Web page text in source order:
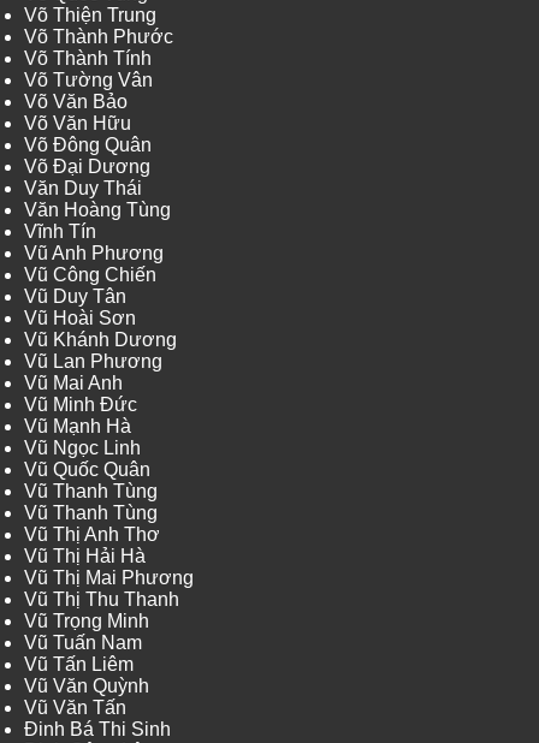
Võ Thiện Trung
Võ Thành Phước
Võ Thành Tính
Võ Tường Vân
Võ Văn Bảo
Võ Văn Hữu
Võ Đông Quân
Võ Đại Dương
Văn Duy Thái
Văn Hoàng Tùng
Vĩnh Tín
Vũ Anh Phương
Vũ Công Chiến
Vũ Duy Tân
Vũ Hoài Sơn
Vũ Khánh Dương
Vũ Lan Phương
Vũ Mai Anh
Vũ Minh Đức
Vũ Mạnh Hà
Vũ Ngọc Linh
Vũ Quốc Quân
Vũ Thanh Tùng
Vũ Thanh Tùng
Vũ Thị Anh Thơ
Vũ Thị Hải Hà
Vũ Thị Mai Phương
Vũ Thị Thu Thanh
Vũ Trọng Minh
Vũ Tuấn Nam
Vũ Tấn Liêm
Vũ Văn Quỳnh
Vũ Văn Tấn
Đinh Bá Thi Sinh